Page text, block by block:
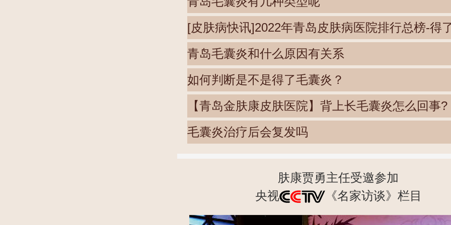
[皮肤病快讯]2022年青岛皮肤病医院排行总榜-得
青岛毛囊炎和什么原因有关系
如何判断是不是得了毛囊炎？
【青岛金肤康皮肤医院】背上长毛囊炎怎么回事?
毛囊炎治疗后会复发吗
肤康贾勇主任受邀参加
央视
《名家访谈》栏目